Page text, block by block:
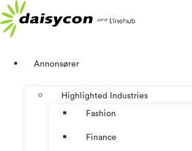
Hoppa
till
innehåll
Annonsører
Highlighted Industries
Fashion
Finance